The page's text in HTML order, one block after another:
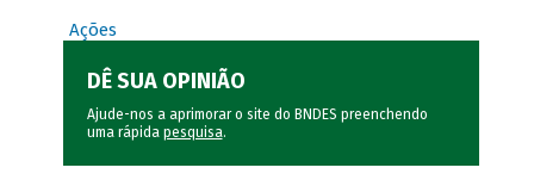
Ações
DÊ SUA OPINIÃO
Ajude-nos a aprimorar o site do BNDES preenchendo
uma rápida pesquisa.